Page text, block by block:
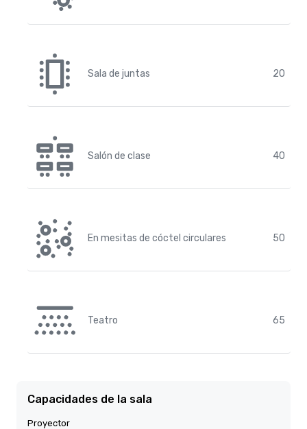
Sala de juntas 20
Salón de clase 40
En mesitas de cóctel circulares 50
Teatro 65
Capacidades de la sala
Proyector